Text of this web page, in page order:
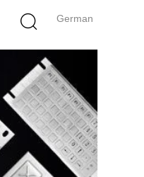
German